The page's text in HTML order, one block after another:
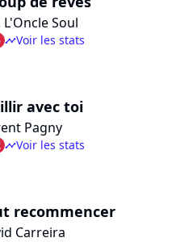
L'Oncle Soul
timelineVoir les stats
avec toi
Pagny
timelineVoir les stats
recommencer
Carreira